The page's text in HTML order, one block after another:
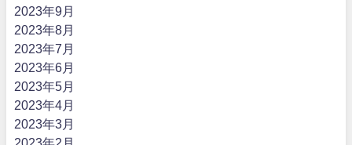
2023年9月
2023年8月
2023年7月
2023年6月
2023年5月
2023年4月
2023年3月